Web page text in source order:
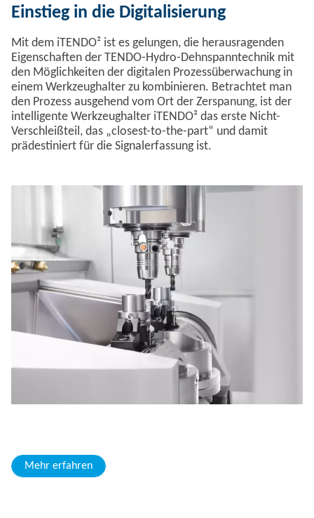
Einstieg in die Digitalisierung
Mit dem iTENDO² ist es gelungen, die herausragenden
Eigenschaften der TENDO-Hydro-Dehnspanntechnik mit
den Möglichkeiten der digitalen Prozessüberwachung in
einem Werkzeughalter zu kombinieren. Betrachtet man
den Prozess ausgehend vom Ort der Zerspanung, ist der
intelligente Werkzeughalter iTENDO² das erste Nicht-
Verschleißteil, das „closest-to-the-part“ und damit
prädestiniert für die Signalerfassung ist.
Mehr erfahren